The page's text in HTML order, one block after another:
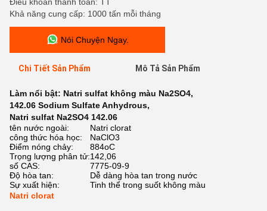
Khả năng cung cấp: 1000 tấn mỗi tháng
Nói Chuyện Ngay.
Chi Tiết Sản Phẩm Mô Tả Sản Phẩm
Làm nổi bật: Natri sulfat không màu Na2SO4,
142.06 Sodium Sulfate Anhydrous,
Natri sulfat Na2SO4 142.06
tên nước ngoài:
Natri clorat
công thức hóa học:
NaClO3
Điểm nóng chảy:
884oC
Trọng lượng phân tử:142,06
số CAS:
7775-09-9
Độ hòa tan:
Dễ dàng hòa tan trong nước
Sự xuất hiện:
Tinh thể trong suốt không màu
Natri clorat